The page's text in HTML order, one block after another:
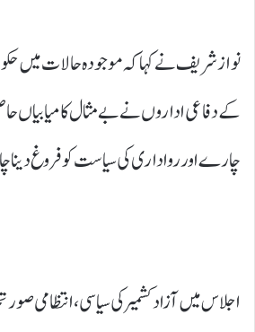
نواز شریف نے کہا کہ موجودہ حالات میں
کے دفاعی اداروں نے بے مثال کامیابیاں
چارے اور رواداری کی سیاست کو فروغ دینا
اجلاس میں آزاد کشمیر کی سیاسی، انتظامی